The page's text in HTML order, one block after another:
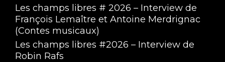
Les champs libres # 2026 – Interview de
François Lemaître et Antoine Merdrignac
(Contes musicaux)
Les champs libres #2026 – Interview de
Robin Rafs